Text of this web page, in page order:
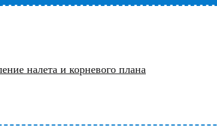
налета и корневого плана